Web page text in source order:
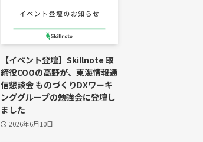
【イベント登壇】Skillnote 取
締役COOの高野が、東海情報通
信懇談会 ものづくりDXワーキ
ンググループの勉強会に登壇し
ました
2026年6月10日